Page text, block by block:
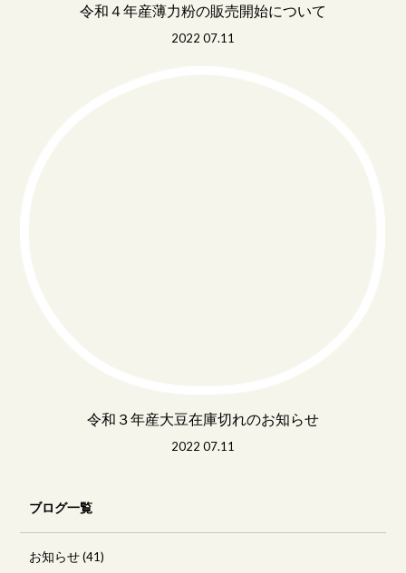
令和４年産薄力粉の販売開始について
2022 07.11
令和３年産大豆在庫切れのお知らせ
2022 07.11
ブログ一覧
お知らせ(41)